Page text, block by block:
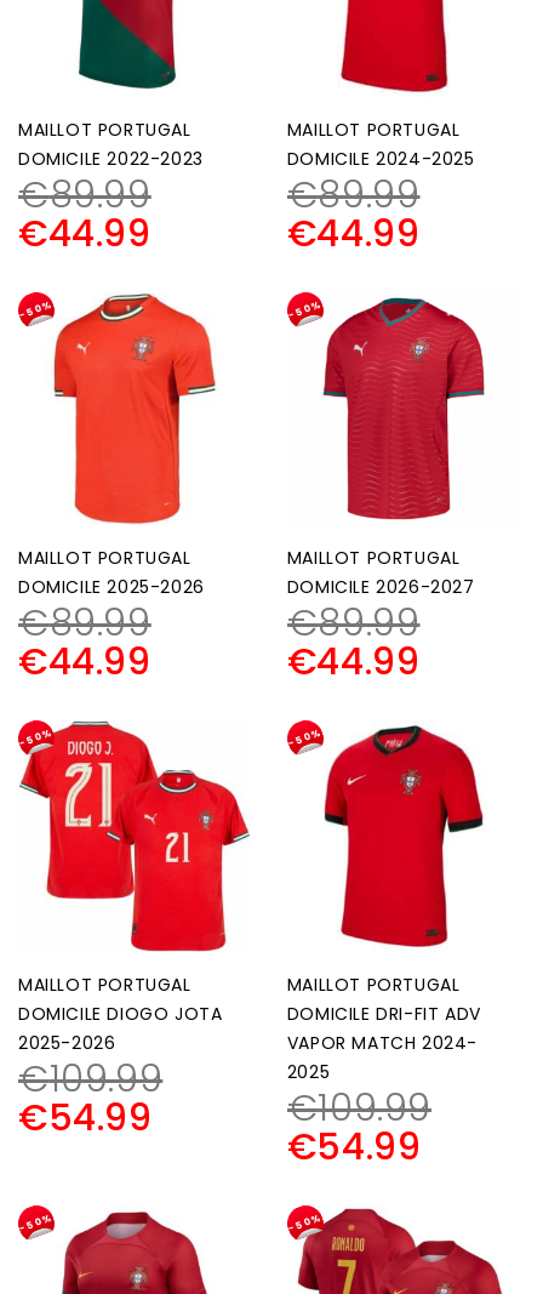
MAILLOT PORTUGAL
DOMICILE 2022-2023
€89.99
€44.99
MAILLOT PORTUGAL
DOMICILE 2024-2025
€89.99
€44.99
-50%
MAILLOT PORTUGAL
DOMICILE 2025-2026
€89.99
€44.99
-50%
MAILLOT PORTUGAL
DOMICILE 2026-2027
€89.99
€44.99
-50%
MAILLOT PORTUGAL
DOMICILE DIOGO JOTA
2025-2026
€109.99
€54.99
-50%
MAILLOT PORTUGAL
DOMICILE DRI-FIT ADV
VAPOR MATCH 2024-
2025
€109.99
€54.99
-50% -50%